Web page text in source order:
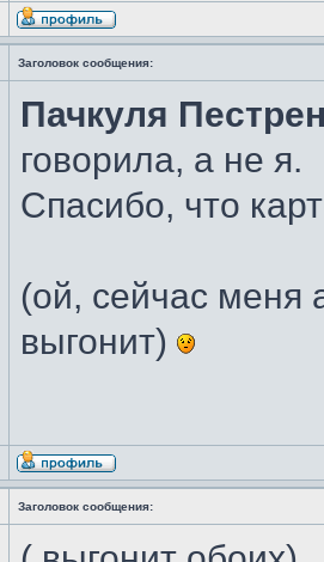
Заголовок сообщения:
Пачкуля
говорила, а не я.
Спасибо, что
(ой, сейчас меня
выгонит)
Заголовок сообщения: